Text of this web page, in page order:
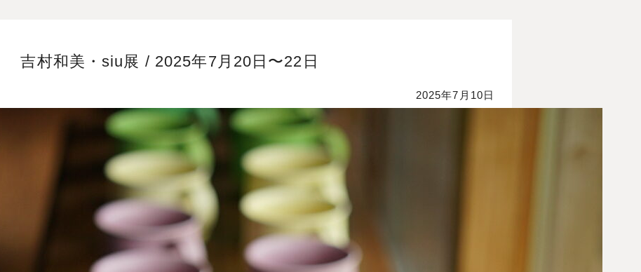
吉村和美・siu展 / 2025年7月20日〜22日
2025年7月10日